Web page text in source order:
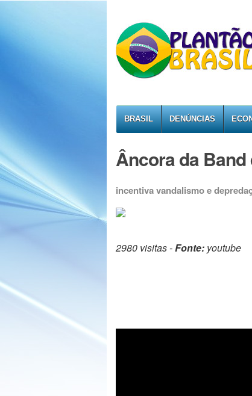
BRASIL DENÚNCIAS
Âncora da
incentiva vandalismo e
2980 visitas -Fonte: youtube